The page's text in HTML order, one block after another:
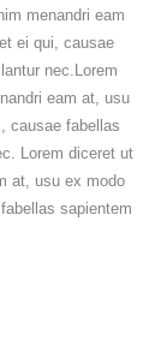
menandri eam
ei qui, causae
nec.Lorem
eam at, usu
causae fabellas
Lorem diceret ut
at, usu ex modo
sapientem